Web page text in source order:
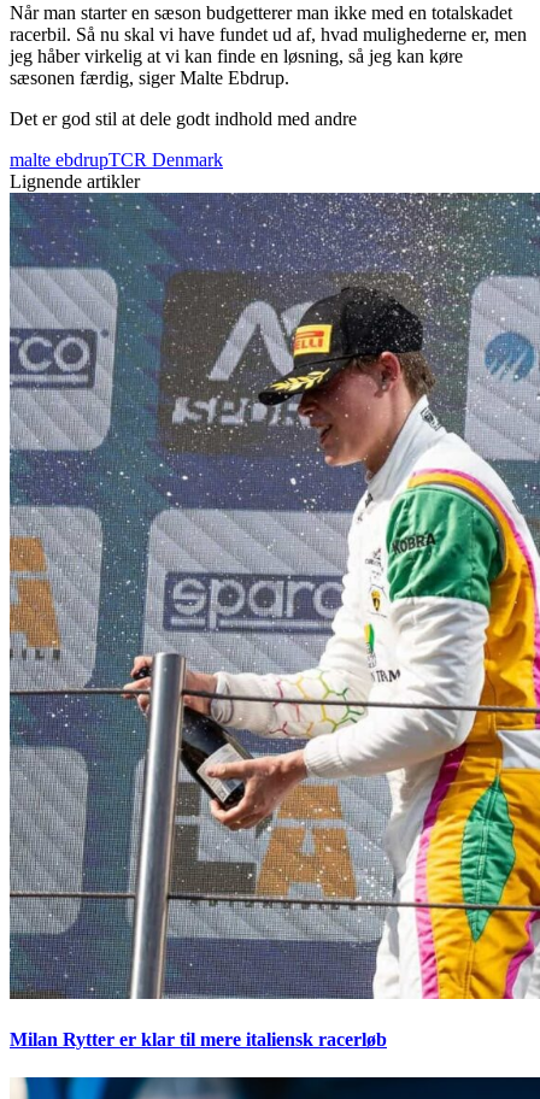
Når man starter en sæson budgetterer man ikke med en totalskadet
racerbil. Så nu skal vi have fundet ud af, hvad mulighederne er, men
jeg håber virkelig at vi kan finde en løsning, så jeg kan køre
sæsonen færdig, siger Malte Ebdrup.
Det er god stil at dele godt indhold med andre
malte ebdrupTCR Denmark
Lignende artikler
Milan Rytter er klar til mere italiensk racerløb